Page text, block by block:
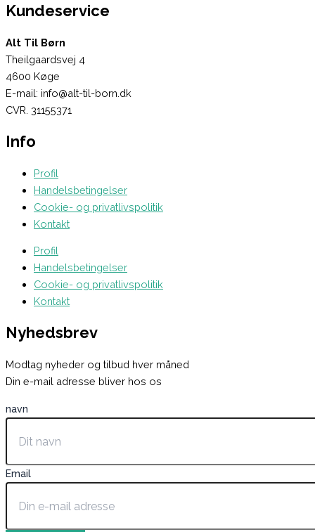
Kundeservice
Alt Til Børn
Theilgaardsvej 4
4600 Køge
E-mail: info@alt-til-born.dk
CVR. 31155371
Info
Profil
Handelsbetingelser
Cookie- og privatlivspolitik
Kontakt
Profil
Handelsbetingelser
Cookie- og privatlivspolitik
Kontakt
Nyhedsbrev
Modtag nyheder og tilbud hver måned
Din e-mail adresse bliver hos os
navn
Email